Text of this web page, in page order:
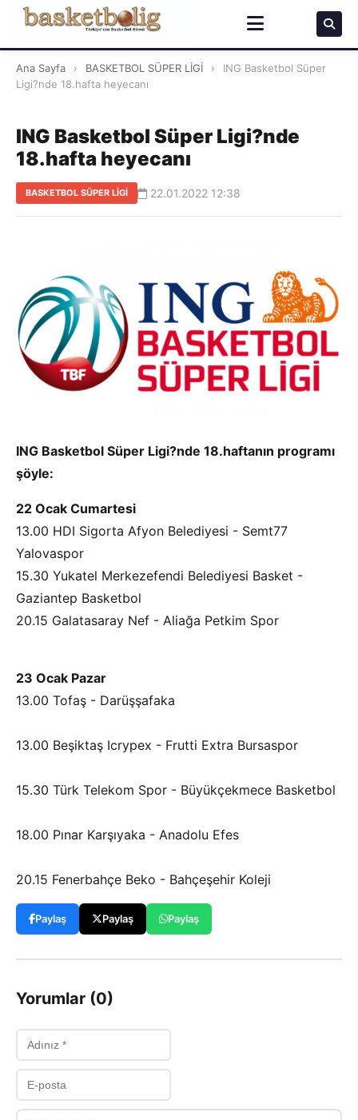
Ana Sayfa › BASKETBOL SÜPER LİGİ ›
ING Basketbol Süper
Ligi?nde 18.hafta heyecanı
ING Basketbol Süper Ligi?nde
18.hafta heyecanı
BASKETBOL SÜPER LİGİ 22.01.2022 12:38
ING Basketbol Süper Ligi?nde 18.haftanın programı
şöyle:
22 Ocak Cumartesi
13.00 HDI Sigorta Afyon Belediyesi - Semt77
Yalovaspor
15.30 Yukatel Merkezefendi Belediyesi Basket -
Gaziantep Basketbol
20.15 Galatasaray Nef - Aliağa Petkim Spor
23 Ocak Pazar
13.00 Tofaş - Darüşşafaka
13.00 Beşiktaş Icrypex - Frutti Extra Bursaspor
15.30 Türk Telekom Spor - Büyükçekmece Basketbol
18.00 Pınar Karşıyaka - Anadolu Efes
20.15 Fenerbahçe Beko - Bahçeşehir Koleji
Paylaş Paylaş Paylaş
Yorumlar (0)